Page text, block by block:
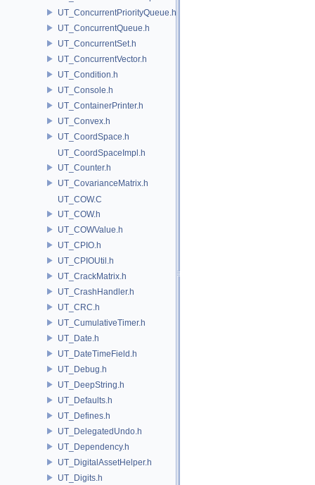
UT_ConcurrentPriorityQueue.h
UT_ConcurrentQueue.h
UT_ConcurrentSet.h
UT_ConcurrentVector.h
UT_Condition.h
UT_Console.h
UT_ContainerPrinter.h
UT_Convex.h
UT_CoordSpace.h
UT_CoordSpaceImpl.h
UT_Counter.h
UT_CovarianceMatrix.h
UT_COW.C
UT_COW.h
UT_COWValue.h
UT_CPIO.h
UT_CPIOUtil.h
UT_CrackMatrix.h
UT_CrashHandler.h
UT_CRC.h
UT_CumulativeTimer.h
UT_Date.h
UT_DateTimeField.h
UT_Debug.h
UT_DeepString.h
UT_Defaults.h
UT_Defines.h
UT_DelegatedUndo.h
UT_Dependency.h
UT_DigitalAssetHelper.h
UT_Digits.h